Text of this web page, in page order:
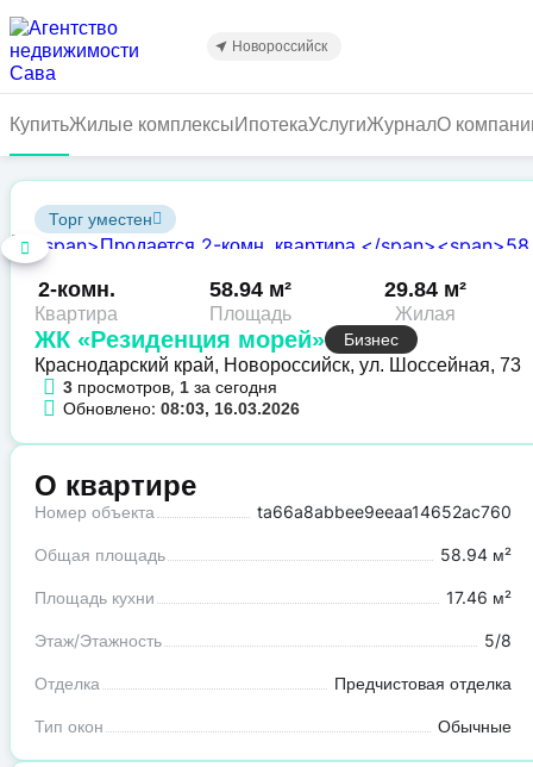
Перейти
основному
содержанию
Новороссийск
КупитьЖилые комплексыИпотекаУслугиЖурналО
Торг уместен
2-комн.
Квартира
58.94 м²
Площадь
29.84 м²
Жилая
ЖК «Резиденция морей»
Бизнес
Краснодарский край, Новороссийск, ул. Шоссейная, 73
3 просмотров, 1 за сегодня
Обновлено: 08:03, 16.03.2026
О квартире
Номер объекта ta66a8abbee9eeaa14652ac760
Общая площадь 58.94 м²
Площадь кухни 17.46 м²
Этаж/Этажность 5/8
Отделка Предчистовая отделка
Тип окон Обычные